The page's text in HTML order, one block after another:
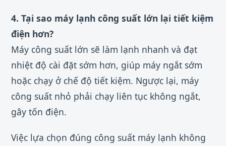
4. Tại sao máy lạnh công suất lớn lại tiết kiệm
điện hơn?
Máy công suất lớn sẽ làm lạnh nhanh và đạt
nhiệt độ cài đặt sớm hơn, giúp máy ngắt sớm
hoặc chạy ở chế độ tiết kiệm. Ngược lại, máy
công suất nhỏ phải chạy liên tục không ngắt,
gây tốn điện.
Việc lựa chọn đúng công suất máy lạnh không